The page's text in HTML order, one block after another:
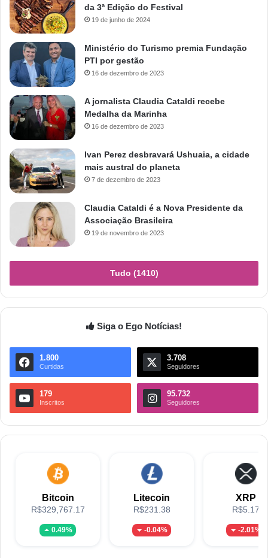
da 3ª Edição do Festival
19 de junho de 2024
Ministério do Turismo premia Fundação
PTI por gestão
16 de dezembro de 2023
A jornalista Claudia Cataldi recebe
Medalha da Marinha
16 de dezembro de 2023
Ivan Perez desbravará Ushuaia, a cidade
mais austral do planeta
7 de dezembro de 2023
Claudia Cataldi é a Nova Presidente da
Associação Brasileira
19 de novembro de 2023
Tudo (1410)
Siga o Ego Notícias!
1.800
Curtidas
3.708
Seguidores
179
Inscritos
95.732
Seguidores
Bitcoin
R$329,767.17
0.49%
Litecoin
R$231.38
-0.04%
XRP
R$5.17
-2.01%